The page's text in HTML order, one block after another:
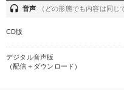
headset 音声 （どの形態でも内容は同じ
CD版
デジタル音声版
（配信＋ダウンロード）